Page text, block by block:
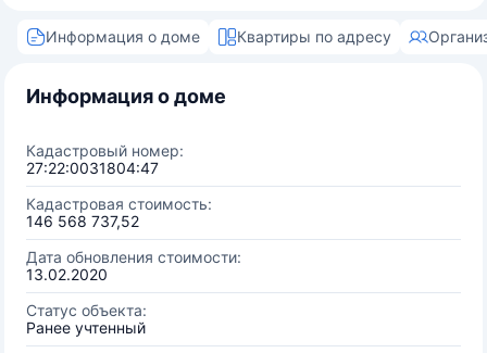
Информация о доме Квартиры по адресу
Информация о доме
Кадастровый номер:
27:22:0031804:47
Кадастровая стоимость:
146 568 737,52
Дата обновления стоимости:
13.02.2020
Статус объекта:
Ранее учтенный